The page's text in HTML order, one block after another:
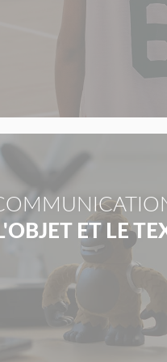
L'OBJET ET LE